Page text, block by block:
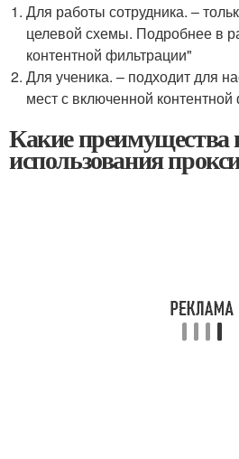
Для работы сотрудника. –
целевой схемы. Подробнее в
контентной фильтрации"
Для ученика. – подходит для
мест с включенной
Какие преимущества
использования